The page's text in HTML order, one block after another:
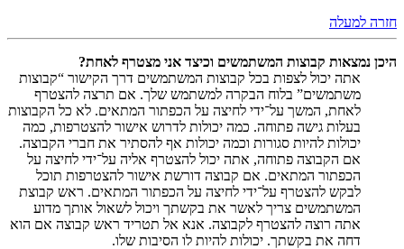
חזרה למעלה
היכן נמצאות קבוצות המשתמשים וכיצד אני מצטרף לאחת?
אתה יכול לצפות בכל קבוצות המשתמשים דרך הקישור “קבוצות
משתמשים” בלוח הבקרה למשתמש שלך. אם תרצה להצטרף
לאחת, המשך על־ידי לחיצה על הכפתור המתאים. לא כל הקבוצות
בעלות גישה פתוחה. כמה יכולות לדרוש אישור להצטרפות, כמה
יכולות להיות סגורות וכמה יכולות אף להסתיר את חברי הקבוצה.
אם הקבוצה פתוחה, אתה יכול להצטרף אליה על־ידי לחיצה על
הכפתור המתאים. אם קבוצה דורשת אישור להצטרפות תוכל
לבקש להצטרף על־ידי לחיצה על הכפתור המתאים. ראש קבוצת
המשתמשים צריך לאשר את בקשתך ויכול לשאול אותך מדוע
אתה רוצה להצטרף לקבוצה. אנא אל תטריד ראש קבוצה אם הוא
דחה את בקשתך. יכולות להיות לו הסיבות שלו.